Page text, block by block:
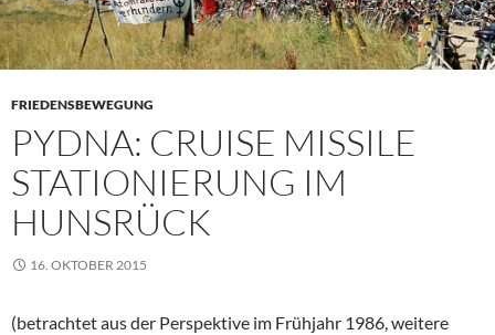
FRIEDENSBEWEGUNG
PYDNA: CRUISE MISSILE
STATIONIERUNG IM
HUNSRÜCK
16. OKTOBER 2015
(betrachtet aus der Perspektive im Frühjahr 1986, weitere